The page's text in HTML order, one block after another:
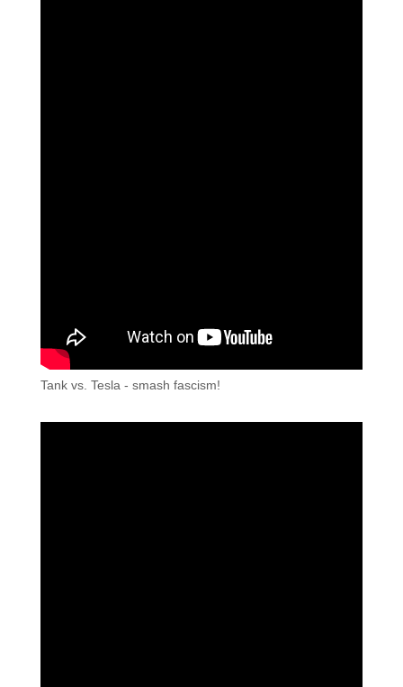
Tank vs. Tesla - smash fascism!